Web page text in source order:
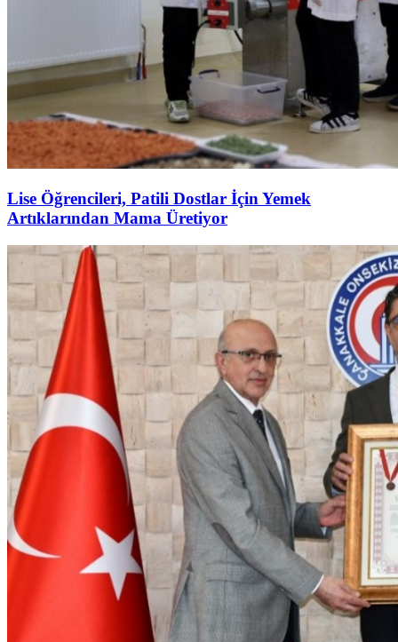
Lise Öğrencileri, Patili Dostlar İçin Yemek
Artıklarından Mama Üretiyor